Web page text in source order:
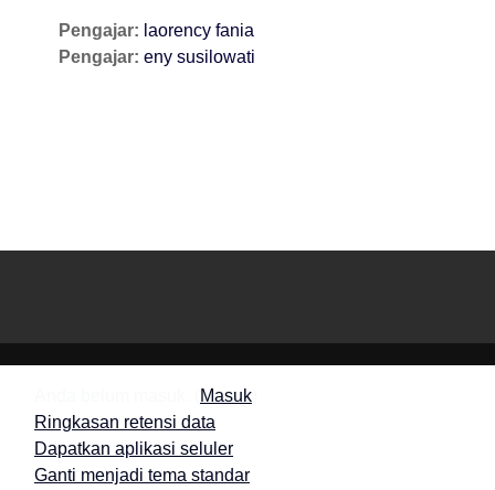
Pengajar: laorency fania
Pengajar: eny susilowati
Masuk
Ringkasan retensi data
Dapatkan aplikasi seluler
Ganti menjadi tema standar